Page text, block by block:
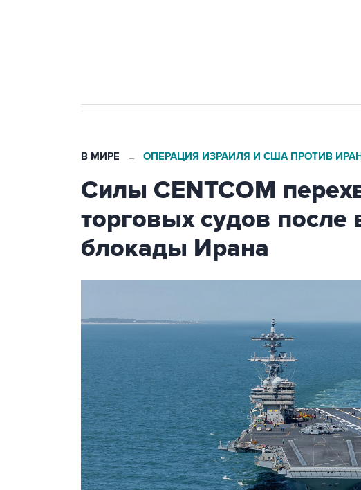
В МИРЕ → ОПЕРАЦИЯ ИЗРАИЛЯ И США ПРОТИВ
Силы CENTCOM
торговых судов после
блокады Ирана